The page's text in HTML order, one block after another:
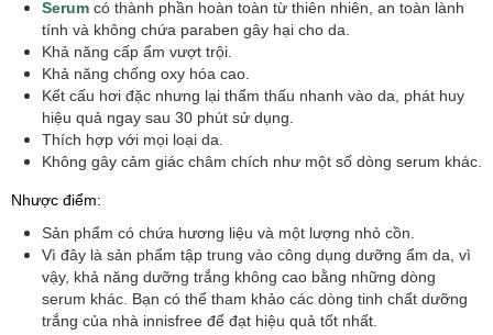
Serum có thành phần hoàn toàn từ thiên nhiên, an toàn lành
tính và không chứa paraben gây hại cho da.
Khả năng cấp ẩm vượt trội.
Khả năng chống oxy hóa cao.
Kết cấu hơi đặc nhưng lại thẩm thấu nhanh vào da, phát huy
hiệu quả ngay sau 30 phút sử dụng.
Thích hợp với mọi loại da.
Không gây cảm giác châm chích như một số dòng serum khác.
Nhược điểm:
Sản phẩm có chứa hương liệu và một lượng nhỏ cồn.
Vì đây là sản phẩm tập trung vào công dụng dưỡng ẩm da, vì
vậy, khả năng dưỡng trắng không cao bằng những dòng
serum khác. Bạn có thể tham khảo các dòng tinh chất dưỡng
trắng của nhà innisfree để đạt hiệu quả tốt nhất.